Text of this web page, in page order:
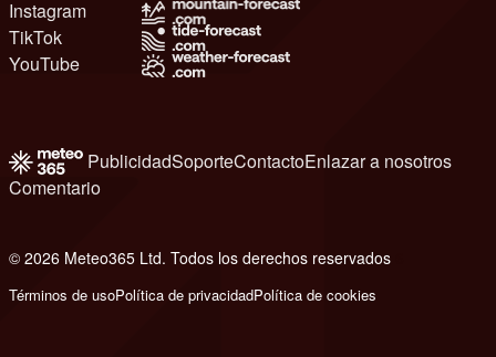
Instagram
TikTok
YouTube
PublicidadSoporteContactoEnlazar a nosotros
Comentario
© 2026 Meteo365 Ltd. Todos los derechos reservados
Términos de usoPolítica de privacidadPolítica de cookies